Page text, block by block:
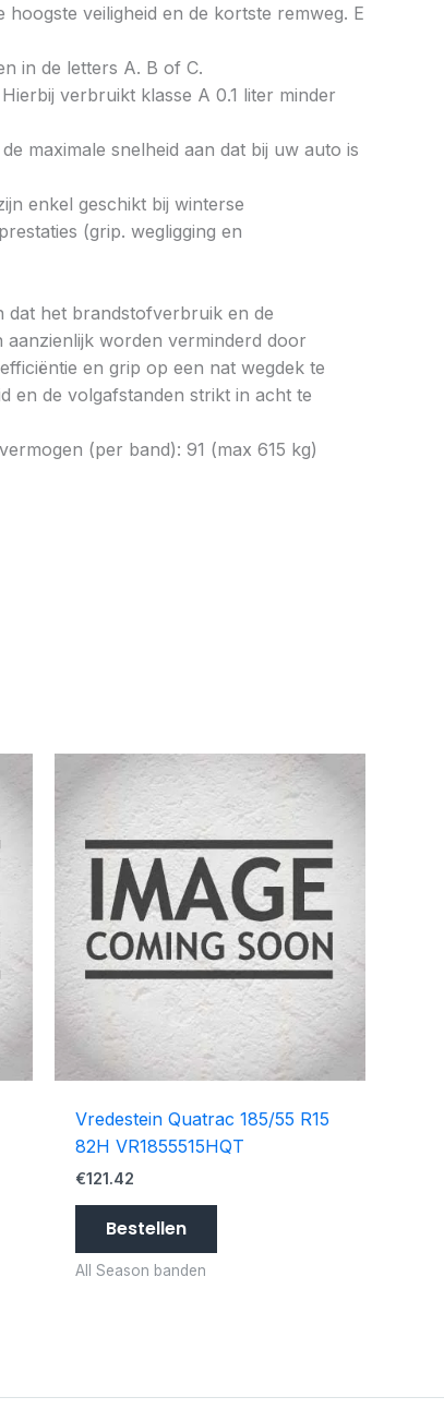
veiligheid en de kortste remweg. E
in de letters A. B of C.
verbruikt klasse A 0.1 liter minder
maximale snelheid aan dat bij uw auto is
enkel geschikt bij winterse
(grip. wegligging en
dat het brandstofverbruik en de
worden verminderd door
en grip op een nat wegdek te
en de volgafstanden strikt in acht te
(per band): 91 (max 615 kg)
Vredestein Quatrac 185/55 R15
82H VR1855515HQT
€121.42
Bestellen
All Season banden